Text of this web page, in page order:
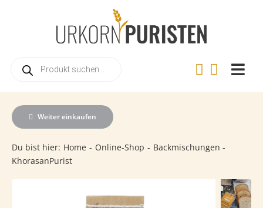
search
Home
Online-Shop
Warum Urkorn?
Landwirtschaft
Urkorn-Verarbeitung
Weiter einkaufen
Du bist hier: Home Online-Shop
Backmischungen
KhorasanPurist